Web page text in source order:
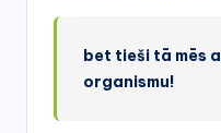
bet tieši tā mēs
organismu!